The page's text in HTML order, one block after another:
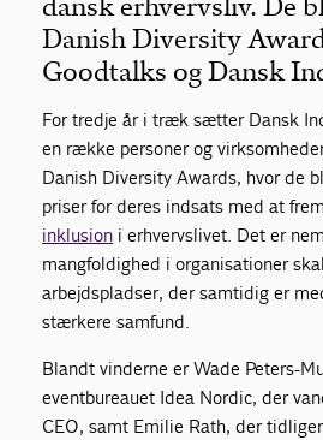
dansk erhvervsliv. De
Danish Diversity
Goodtalks og Dansk
For tredje år i træk sætter Dansk
en række personer og
Danish Diversity Awards, hvor de
priser for deres indsats med at
inklusion i erhvervslivet. Det er
mangfoldighed i organisationer
arbejdspladser, der samtidig er
stærkere samfund.
Blandt vinderne er Wade Peters-
eventbureauet Idea Nordic, der
CEO, samt Emilie Rath, der